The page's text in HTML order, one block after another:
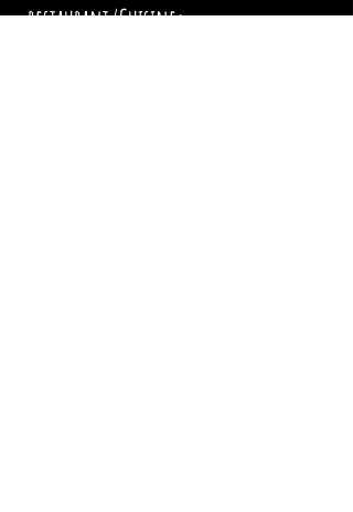
restaurant/Cuisine: